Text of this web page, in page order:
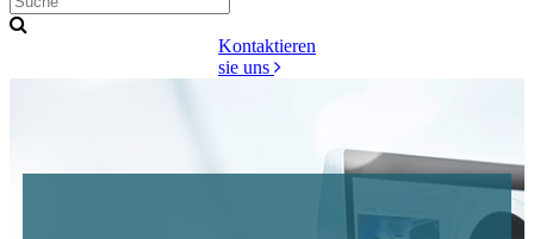
Kontaktieren
sie uns